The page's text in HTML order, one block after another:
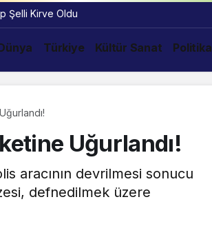
Şelli Kirve Oldu
Türkiye Kültür Sanat Politika
Uğurlandı!
aracının devrilmesi sonucu
defnedilmek üzere